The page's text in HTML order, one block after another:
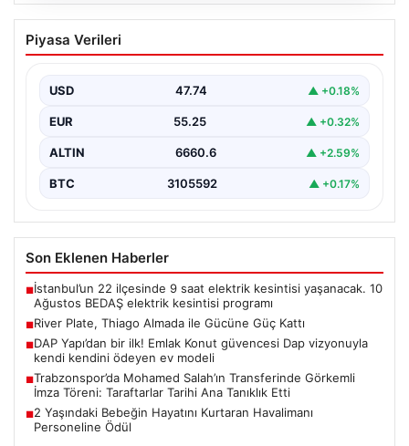
River Plate, Thiago Almada ile Gücüne
Güç Kattı
Plate, transfer döneminin en çok konuşulan
isimlerinden biri…
Piyasa Verileri
USD 47.74 ▲ +0.18%
EUR 55.25 ▲ +0.32%
ALTIN 6660.6 ▲ +2.59%
BTC 3105592 ▲ +0.17%
Son Eklenen Haberler
■İstanbul’un 22 ilçesinde 9 saat elektrik kesintisi yaşanacak. 10
Ağustos BEDAŞ elektrik kesintisi programı
■River Plate, Thiago Almada ile Gücüne Güç Kattı
■DAP Yapı’dan bir ilk! Emlak Konut güvencesi Dap vizyonuyla
kendi kendini ödeyen ev modeli
■Trabzonspor’da Mohamed Salah’ın Transferinde Görkemli
İmza Töreni: Taraftarlar Tarihi Ana Tanıklık Etti
■2 Yaşındaki Bebeğin Hayatını Kurtaran Havalimanı
Personeline Ödül